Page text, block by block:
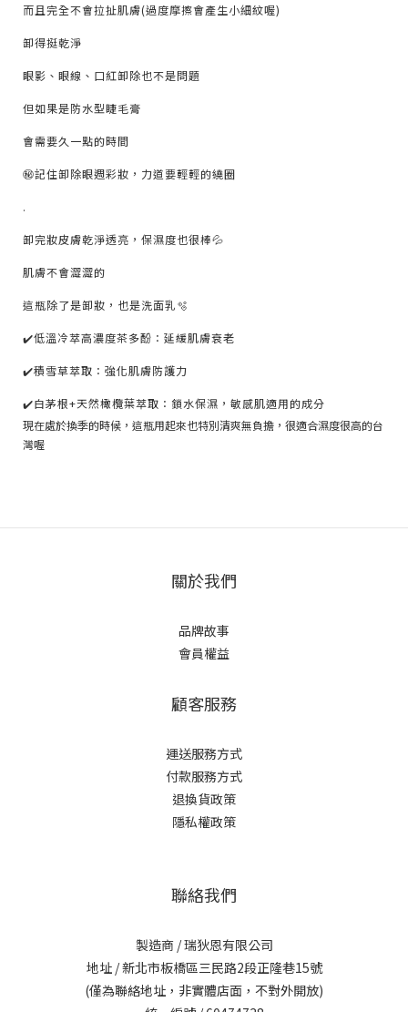
而且完全不會拉扯肌膚(過度摩擦會產生小細紋喔)
卸得挺乾淨
眼影、眼線、口紅卸除也不是問題
但如果是防水型睫毛膏
會需要久一點的時間
㊙️記住卸除眼週彩妝，力道要輕輕的繞圈
.
卸完妝皮膚乾淨透亮，保濕度也很棒💦
肌膚不會澀澀的
這瓶除了是卸妝，也是洗面乳🫧
✔️低溫冷萃高濃度茶多酚：延緩肌膚衰老
✔️積雪草萃取：強化肌膚防護力
✔️白茅根+天然橄欖葉萃取：鎖水保濕，敏感肌適用的成分
現在處於換季的時候，這瓶用起來也特別清爽無負擔，很適合濕度很高的台
灣喔
關於我們
品牌故事
會員權益
顧客服務
運送服務方式
付款服務方式
退換貨政策
隱私權政策
聯絡我們
製造商 / 瑞狄恩有限公司
地址 / 新北市板橋區三民路2段正隆巷15號
(僅為聯絡地址，非實體店面，不對外開放)